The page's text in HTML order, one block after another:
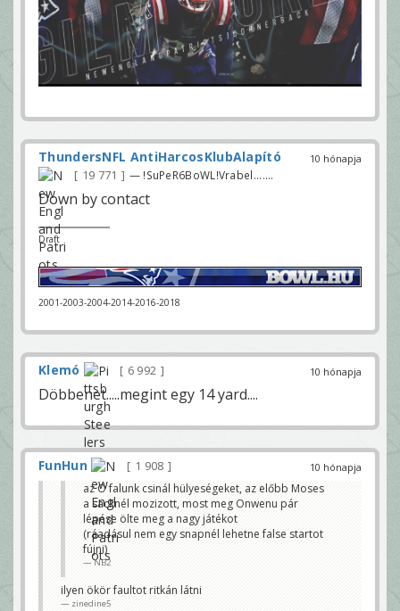
10 hónapja
ThundersNFL AntiHarcosKlubAlapító
19 771 — !SuPeR6BoWL!Vrabel.......
Down by contact
Draft
2001-2003-2004-2014-2016-2018
10 hónapja
Klemó 6 992
Döbbenet.....megint egy 14 yard....
10 hónapja
FunHun
1 908
az O falunk csinál hülyeségeket, az előbb Moses
a sacknél mozizott, most meg Onwenu pár
lépése ölte meg a nagy játékot
(ráadásul nem egy snapnél lehetne false startot
fújni)
NB2
ilyen ökör faultot ritkán látni
zinedine5